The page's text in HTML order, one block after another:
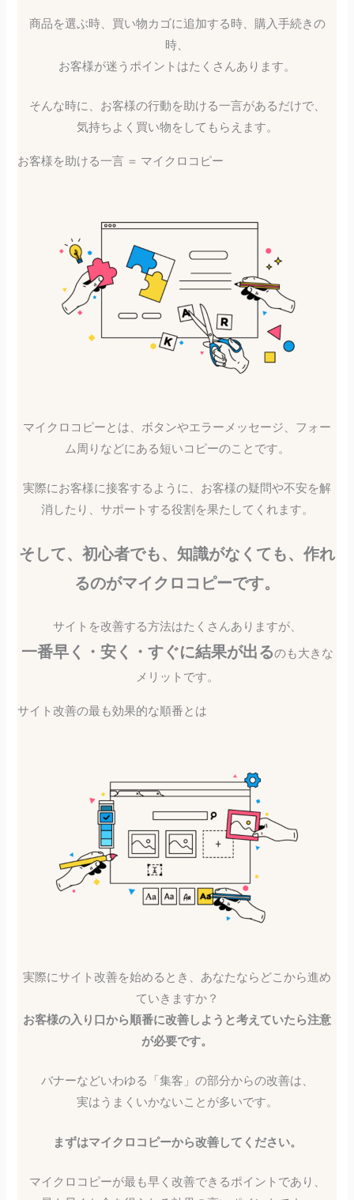
商品を選ぶ時、買い物カゴに追加する時、購入手続きの
時、
お客様が迷うポイントはたくさんあります。
そんな時に、お客様の行動を助ける一言があるだけで、
気持ちよく買い物をしてもらえます。
お客様を助ける一言 ＝ マイクロコピー
マイクロコピーとは、ボタンやエラーメッセージ、フォー
ム周りなどにある短いコピーのことです。
実際にお客様に接客するように、お客様の疑問や不安を解
消したり、サポートする役割を果たしてくれます。
そして、初心者でも、知識がなくても、作れ
るのがマイクロコピーです。
サイトを改善する方法はたくさんありますが、
一番早く・安く・すぐに結果が出るのも大きな
メリットです。
サイト改善の最も効果的な順番とは
実際にサイト改善を始めるとき、あなたならどこから進め
ていきますか？
お客様の入り口から順番に改善しようと考えていたら注意
が必要です。
バナーなどいわゆる「集客」の部分からの改善は、
実はうまくいかないことが多いです。
まずはマイクロコピーから改善してください。
マイクロコピーが最も早く改善できるポイントであり、